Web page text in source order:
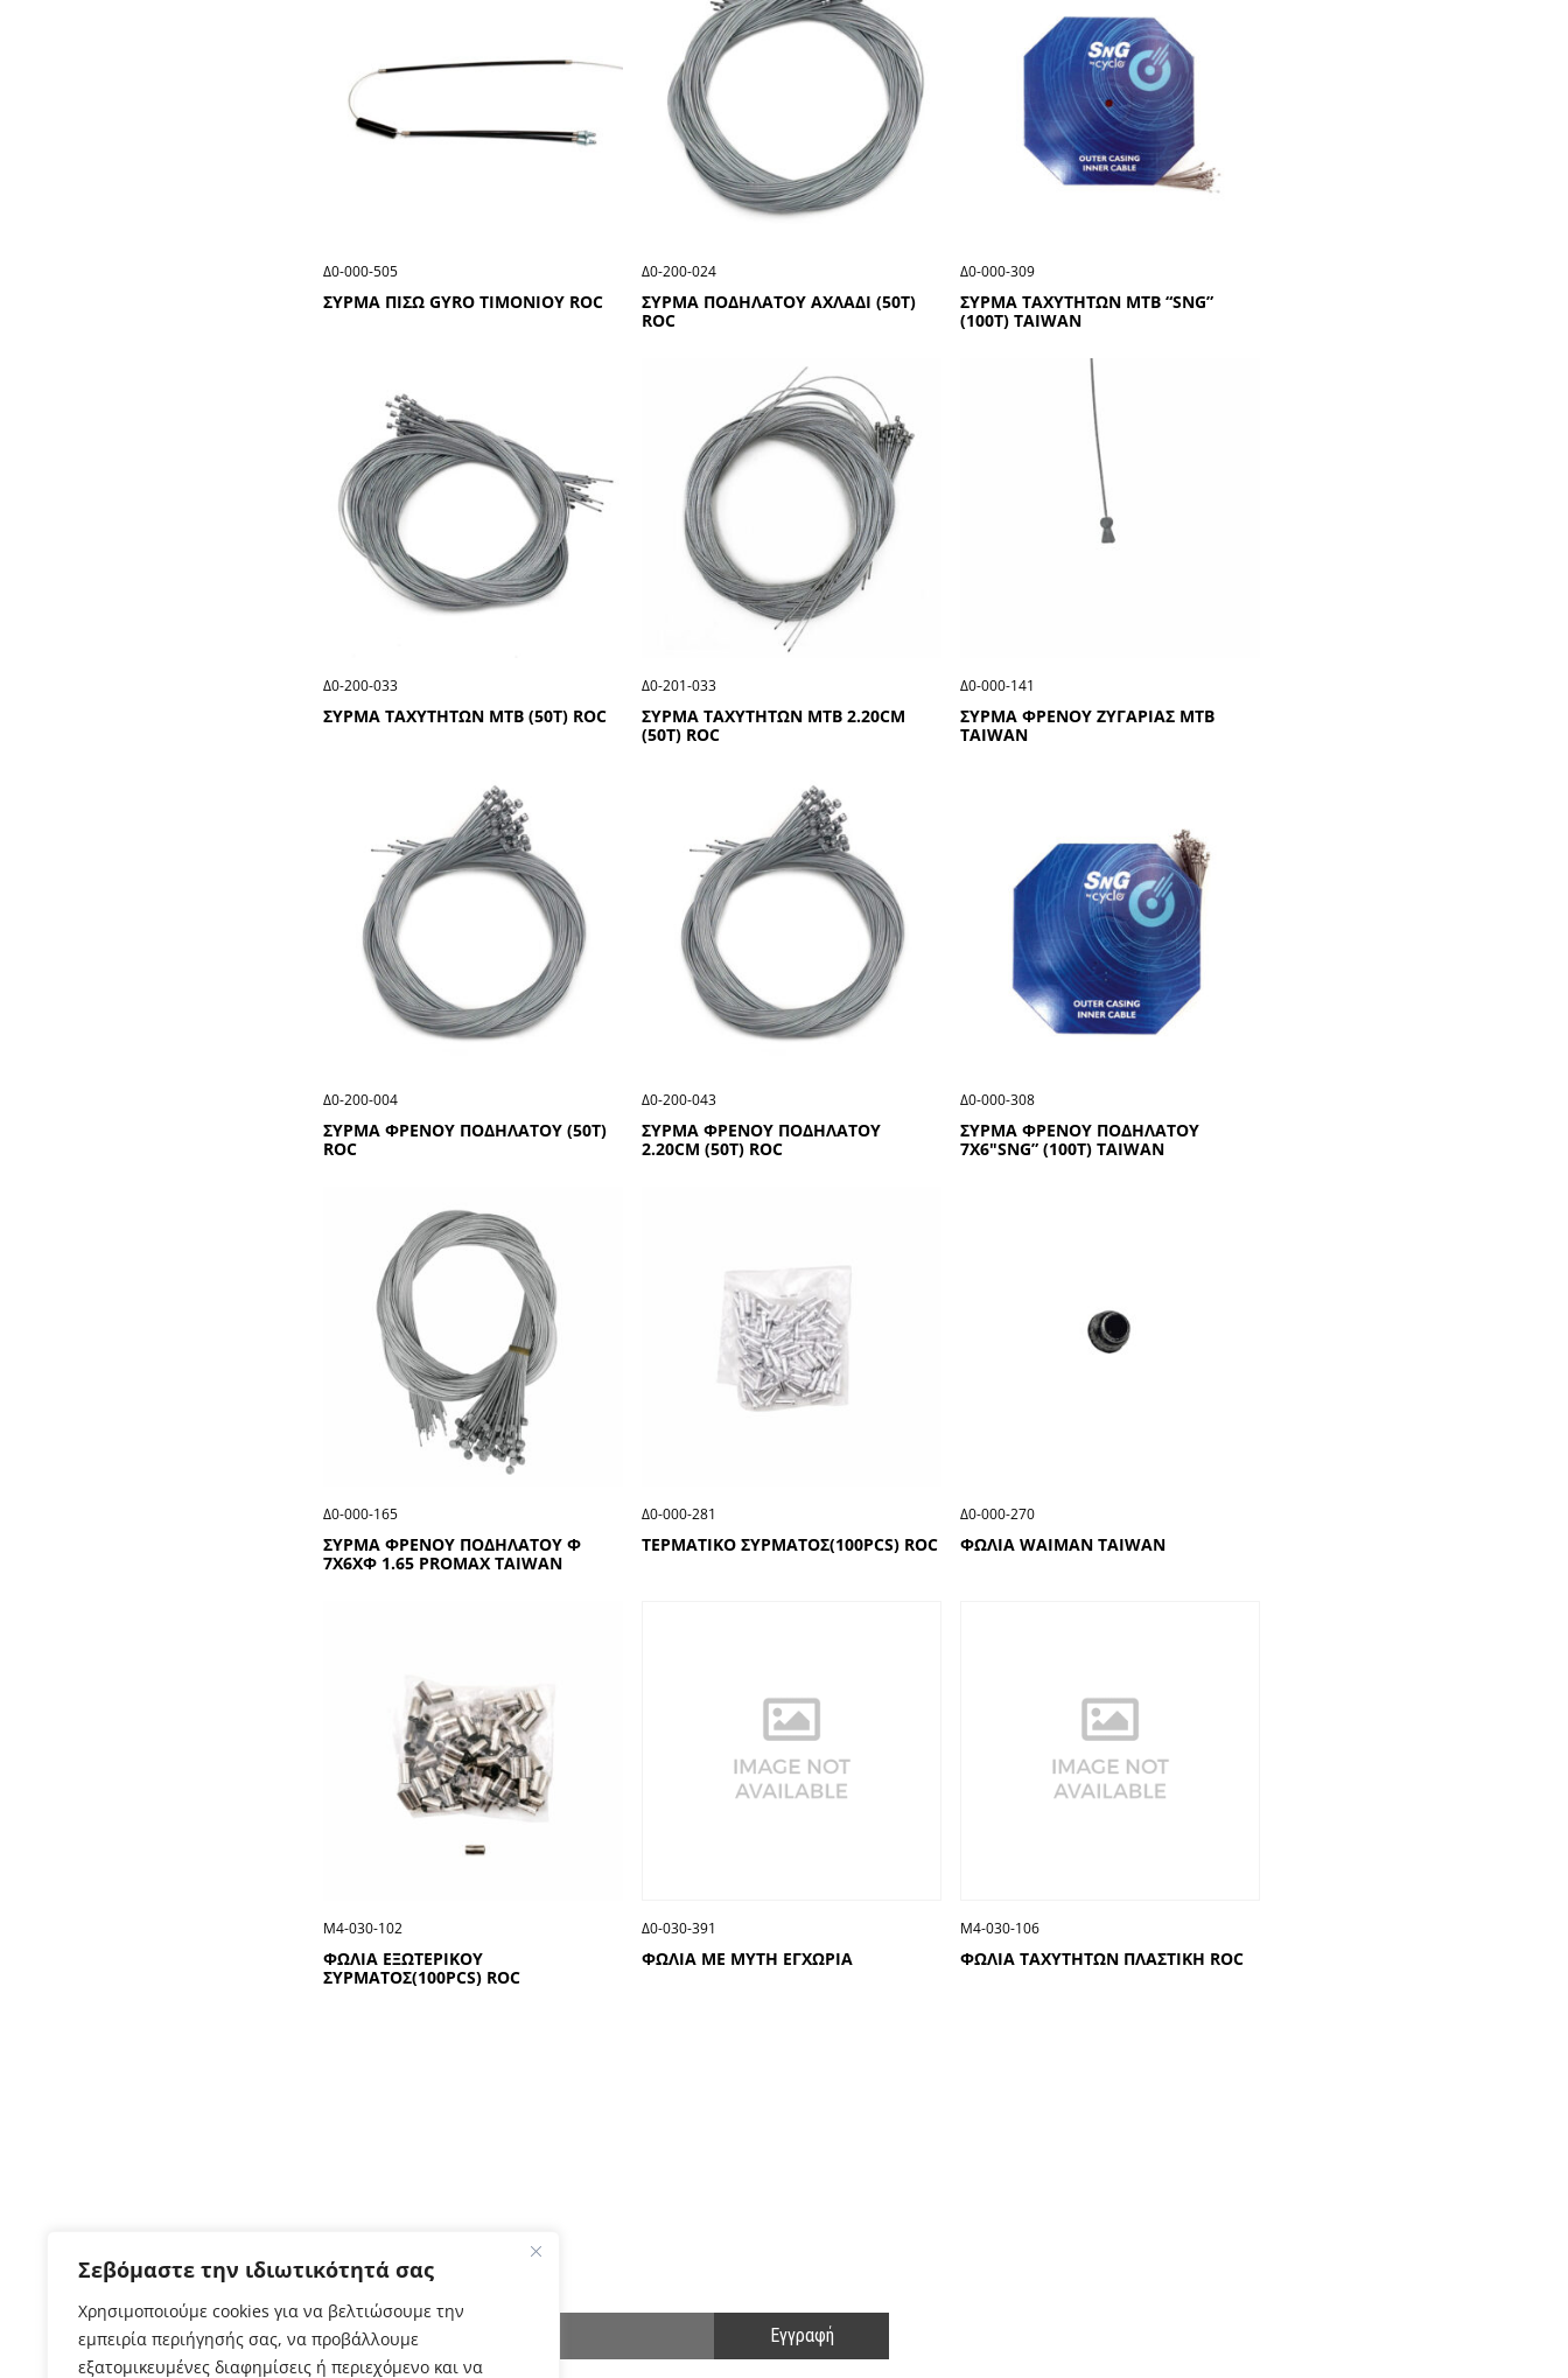
Σεβόμαστε την ιδιωτικότητά σας
Χρησιμοποιούμε cookies για να βελτιώσουμε την
εμπειρία περιήγησής σας, να προβάλλουμε
εξατομικευμένες διαφημίσεις ή περιεχόμενο και να
ΣΥΡΜΑ ΠΙΣΩ GΥRΟ ΤΙΜΟΝΙΟΥ RΟC
Δ0-000-505
ΣΥΡΜΑ ΠΟΔΗΛΑΤΟΥ ΑΧΛΑΔΙ (50Τ)
RΟC
Δ0-200-024
ΣΥΡΜΑ ΤΑΧΥΤΗΤΩΝ ΜΤΒ “SΝG”
(100Τ) ΤΑΙWΑΝ
Δ0-000-309
ΣΥΡΜΑ ΤΑΧΥΤΗΤΩΝ ΜΤΒ (50Τ) RΟC
Δ0-200-033
ΣΥΡΜΑ ΤΑΧΥΤΗΤΩΝ ΜΤΒ 2.20CΜ
(50Τ) RΟC
Δ0-201-033
ΣΥΡΜΑ ΦΡΕΝΟΥ ΖΥΓΑΡΙΑΣ ΜΤΒ
ΤΑΙWΑΝ
Δ0-000-141
ΣΥΡΜΑ ΦΡΕΝΟΥ ΠΟΔΗΛΑΤΟΥ (50Τ)
RΟC
Δ0-200-004
ΣΥΡΜΑ ΦΡΕΝΟΥ ΠΟΔΗΛΑΤΟΥ
2.20CΜ (50Τ) RΟC
Δ0-200-043
ΣΥΡΜΑ ΦΡΕΝΟΥ ΠΟΔΗΛΑΤΟΥ
7Χ6″SΝG” (100Τ) ΤΑΙWΑΝ
Δ0-000-308
ΣΥΡΜΑ ΦΡΕΝΟΥ ΠΟΔΗΛΑΤΟΥ Φ
7Χ6ΧΦ 1.65 ΡRΟΜΑΧ ΤΑΙWΑΝ
Δ0-000-165
ΤΕΡΜΑΤΙΚΟ ΣΥΡΜΑΤΟΣ(100ΡCS) RΟC
Δ0-000-281
ΦΩΛΙΑ WΑΙΜΑΝ ΤΑΙWΑΝ
Δ0-000-270
ΦΩΛΙΑ ΕΞΩΤΕΡΙΚΟΥ
ΣΥΡΜΑΤΟΣ(100ΡCS) RΟC
Μ4-030-102
ΦΩΛΙΑ ΜΕ ΜΥΤΗ ΕΓΧΩΡΙΑ
Δ0-030-391
ΦΩΛΙΑ ΤΑΧΥΤΗΤΩΝ ΠΛΑΣΤΙΚΗ RΟC
Μ4-030-106